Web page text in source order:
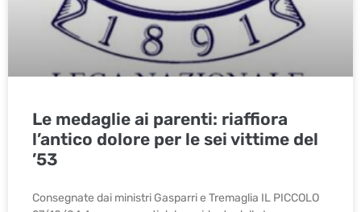
Le medaglie ai parenti: riaffiora
l’antico dolore per le sei vittime del
’53
Consegnate dai ministri Gasparri e Tremaglia IL PICCOLO